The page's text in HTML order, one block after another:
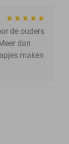
de ouders
dan
maken